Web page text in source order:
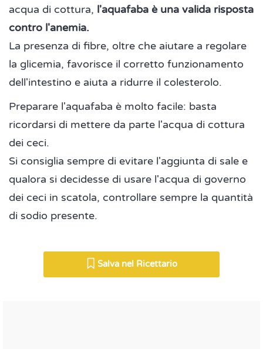
acqua di cottura, l'aquafaba è una valida risposta
contro l'anemia.
La presenza di fibre, oltre che aiutare a regolare
la glicemia, favorisce il corretto funzionamento
dell'intestino e aiuta a ridurre il colesterolo.
Preparare l'aquafaba è molto facile: basta
ricordarsi di mettere da parte l'acqua di cottura
dei ceci.
Si consiglia sempre di evitare l'aggiunta di sale e
qualora si decidesse di usare l'acqua di governo
dei ceci in scatola, controllare sempre la quantità
di sodio presente.
Salva nel Ricettario